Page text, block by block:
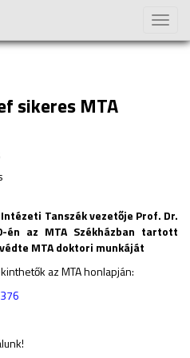
Toggle
sikeres MTA
Tanszék vezetője Prof. Dr.
az MTA Székházban tartott
MTA doktori munkáját
az MTA honlapján: